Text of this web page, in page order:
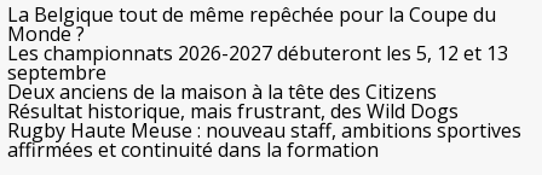
La Belgique tout de même repêchée pour la Coupe du
Monde ?
Les championnats 2026-2027 débuteront les 5, 12 et 13
septembre
Deux anciens de la maison à la tête des Citizens
Résultat historique, mais frustrant, des Wild Dogs
Rugby Haute Meuse : nouveau staff, ambitions sportives
affirmées et continuité dans la formation